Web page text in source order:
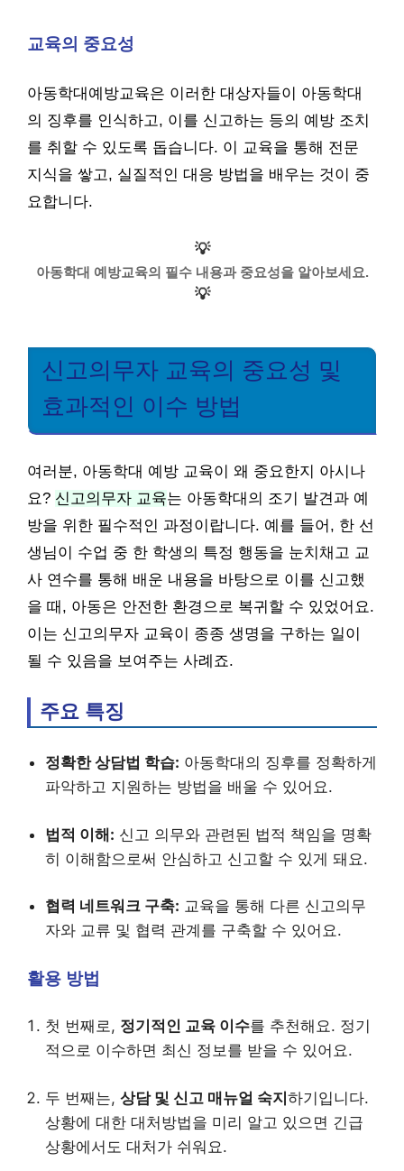
교육의 중요성
아동학대예방교육은 이러한 대상자들이 아동학대
의 징후를 인식하고, 이를 신고하는 등의 예방 조치
를 취할 수 있도록 돕습니다. 이 교육을 통해 전문
지식을 쌓고, 실질적인 대응 방법을 배우는 것이 중
요합니다.
💡
아동학대 예방교육의 필수 내용과 중요성을 알아보세요.
💡
신고의무자 교육의 중요성 및
효과적인 이수 방법
여러분, 아동학대 예방 교육이 왜 중요한지 아시나
요? 신고의무자 교육는 아동학대의 조기 발견과 예
방을 위한 필수적인 과정이랍니다. 예를 들어, 한 선
생님이 수업 중 한 학생의 특정 행동을 눈치채고 교
사 연수를 통해 배운 내용을 바탕으로 이를 신고했
을 때, 아동은 안전한 환경으로 복귀할 수 있었어요.
이는 신고의무자 교육이 종종 생명을 구하는 일이
될 수 있음을 보여주는 사례죠.
주요 특징
정확한 상담법 학습: 아동학대의 징후를 정확하게
파악하고 지원하는 방법을 배울 수 있어요.
법적 이해: 신고 의무와 관련된 법적 책임을 명확
히 이해함으로써 안심하고 신고할 수 있게 돼요.
협력 네트워크 구축: 교육을 통해 다른 신고의무
자와 교류 및 협력 관계를 구축할 수 있어요.
활용 방법
첫 번째로, 정기적인 교육 이수를 추천해요. 정기
적으로 이수하면 최신 정보를 받을 수 있어요.
두 번째는, 상담 및 신고 매뉴얼 숙지하기입니다.
상황에 대한 대처방법을 미리 알고 있으면 긴급
상황에서도 대처가 쉬워요.